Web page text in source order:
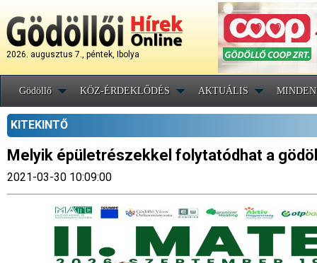
2026. augusztus 7., péntek, Ibolya
Gödöllő KÖZ-ÉRDEKLŐDÉS AKTUÁLIS
KITEKINTŐ
Melyik épületrészekkel folytatódhat a
2021-03-30 10:09:00